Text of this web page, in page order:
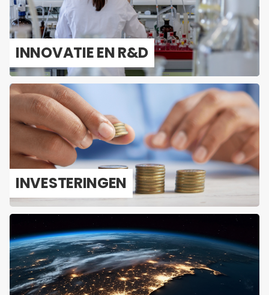
IN­NO­VA­TIE EN R&D
IN­VES­TE­RIN­GEN